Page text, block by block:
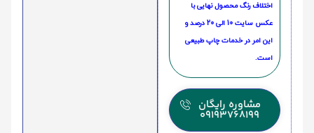
اختلاف رنگ محصول نهایی با
عکس سایت 10 الی 20 درصد و
این امر در خدمات چاپ طبیعی
است.
مشاوره رایگان
09193768199